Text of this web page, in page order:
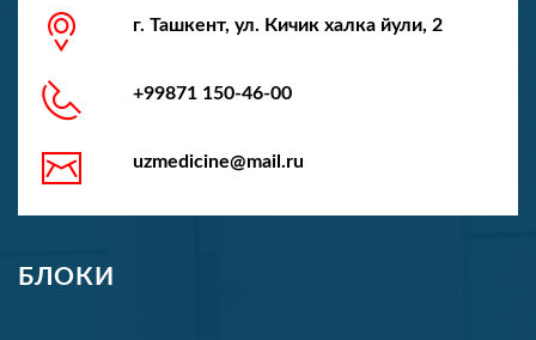
г. Ташкент, ул. Кичик халка йули, 2
+99871 150-46-00
uzmedicine@mail.ru
БЛОКИ